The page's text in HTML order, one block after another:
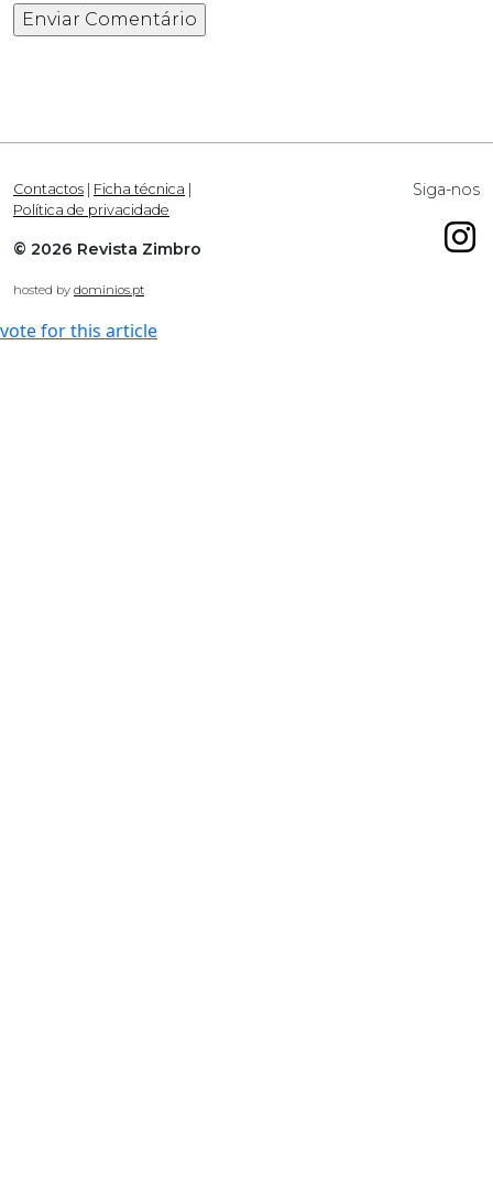
Contactos Ficha técnica
Política de privacidade
© 2026 Revista Zimbro
hosted by dominios.pt
Siga-nos
vote for this article